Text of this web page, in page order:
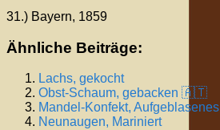
31.) Bayern, 1859
Ähnliche Beiträge:
Lachs, gekocht
Obst-Schaum, gebacken 🇦🇹
Mandel-Konfekt, Aufgeblasenes
Neunaugen, Mariniert